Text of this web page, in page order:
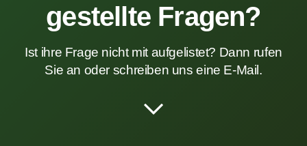
gestellte Fragen?
Ist ihre Frage nicht mit aufgelistet? Dann rufen
Sie an oder schreiben uns eine E-Mail.